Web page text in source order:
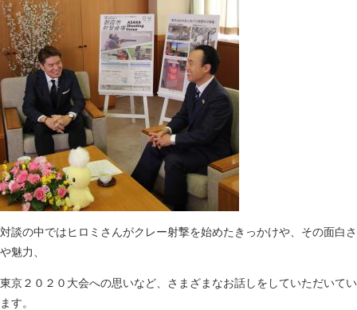
対談の中ではヒロミさんがクレー射撃を始めたきっかけや、その面白さ
や魅力、
東京２０２０大会への思いなど、さまざまなお話しをしていただいてい
ます。